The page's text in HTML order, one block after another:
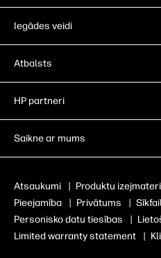
Iegādes veidi
Atbalsts
HP partneri
Saikne ar mums
Atsaukumi | Produktu
Pieejamība
| Privātums |
Personisko datu tiesības
|
Limited warranty statement
|